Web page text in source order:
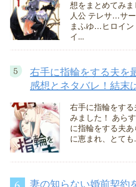
想をまとめてみ
人公 テレサ…サ
まふゆ…ヒロイ
イ...
右手に指輪をする夫を
感想とネタバレ！結末
右手に指輪をす
みました！ あら
に指輪をする夫
に恵まれ、とても
妻の知らない婚前契約